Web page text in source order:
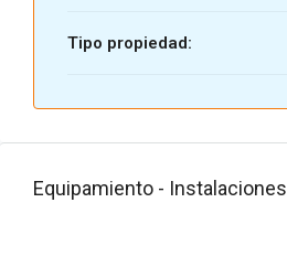
Tipo propiedad:
Equipamiento - Instalaciones